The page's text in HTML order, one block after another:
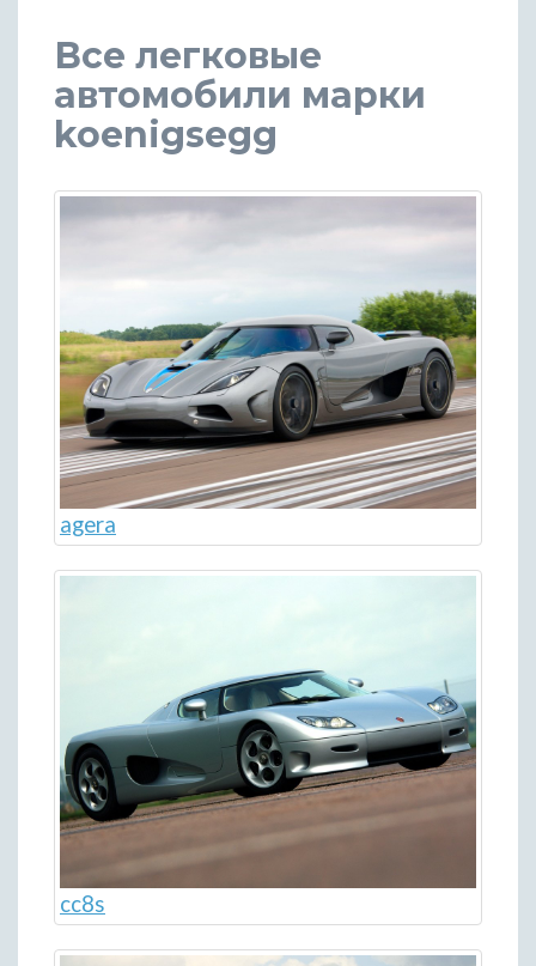
Все легковые
автомобили марки
koenigsegg
agera
cc8s